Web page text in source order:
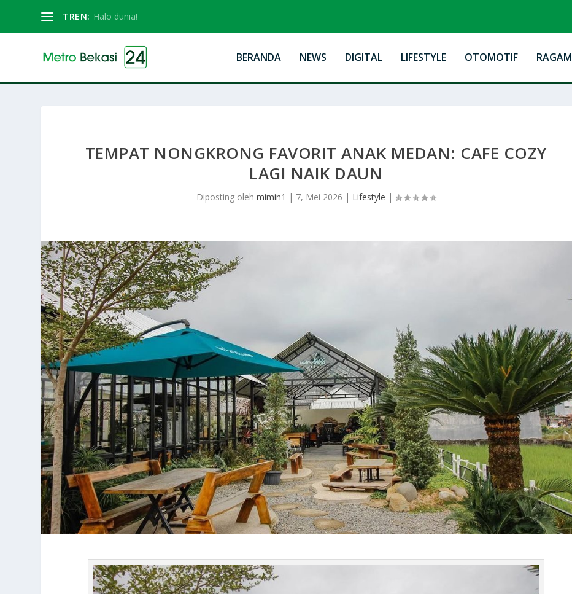
TREN: Halo dunia!
BERANDA NEWS DIGITAL LIFESTYLE OTOMOTIF RAGAM
TEMPAT NONGKRONG FAVORIT ANAK MEDAN: CAFE COZY
LAGI NAIK DAUN
Diposting oleh mimin1 | 7, Mei 2026 | Lifestyle |